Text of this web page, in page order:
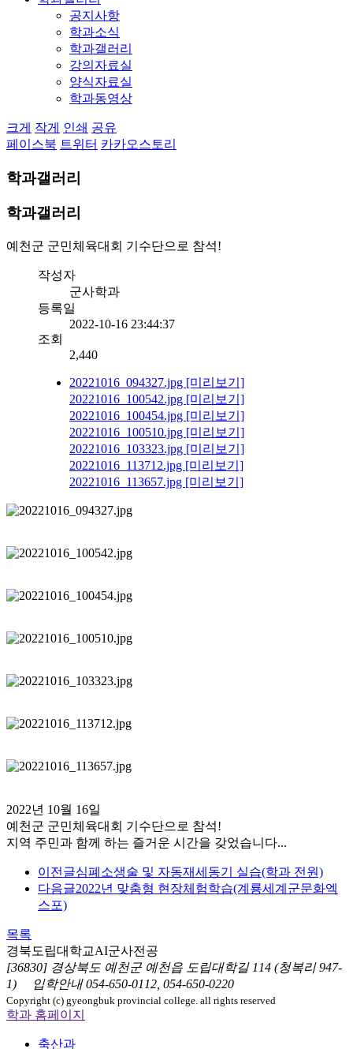
공지사항
학과소식
학과갤러리
강의자료실
양식자료실
학과동영상
크게 작게 인쇄 공유
페이스북 트위터 카카오스토리
학과갤러리
학과갤러리
예천군 군민체육대회 기수단으로 참석!
작성자
군사학과
등록일
2022-10-16 23:44:37
조회
2,440
20221016_094327.jpg [미리보기]
20221016_100542.jpg [미리보기]
20221016_100454.jpg [미리보기]
20221016_100510.jpg [미리보기]
20221016_103323.jpg [미리보기]
20221016_113712.jpg [미리보기]
20221016_113657.jpg [미리보기]
2022년 10월 16일
예천군 군민체육대회 기수단으로 참석!
지역 주민과 함께 하는 즐거운 시간을 갖었습니다...
이전글심폐소생술 및 자동재세동기 실습(학과 전원)
다음글2022년 맞춤형 현장체험학습(계룡세계군문화엑
스포)
목록
경북도립대학교AI군사전공
[36830] 경상북도 예천군 예천읍 도립대학길 114 (청복리 947-
1)
입학안내054-650-0112, 054-650-0220
Copyright (c) gyeongbuk provincial college. all rights reserved
학과 홈페이지
축산과